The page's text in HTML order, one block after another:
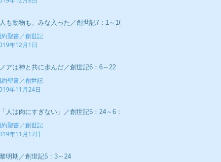
も動物も、みな入った／創世記7：1～16
約聖書／創世記
年12月1日
アは神と共に歩んだ／創世記6：6～22
約聖書／創世記
年11月24日
人は肉にすぎない」／創世記5：24～6：5
約聖書／創世記
年11月17日
明期／創世記5：3～24